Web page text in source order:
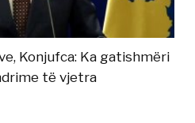
Konjufca: Ka gatishmëri
të vjetra